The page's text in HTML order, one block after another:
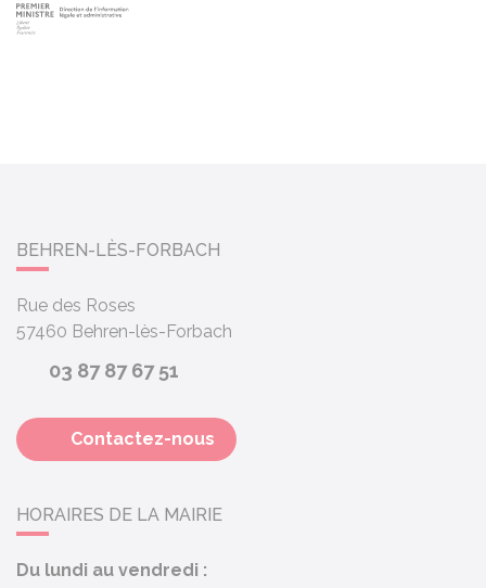
BEHREN-LÈS-FORBACH
Rue des Roses
57460 Behren-lès-Forbach
03 87 87 67 51
Contactez-nous
HORAIRES DE LA MAIRIE
Du lundi au vendredi :